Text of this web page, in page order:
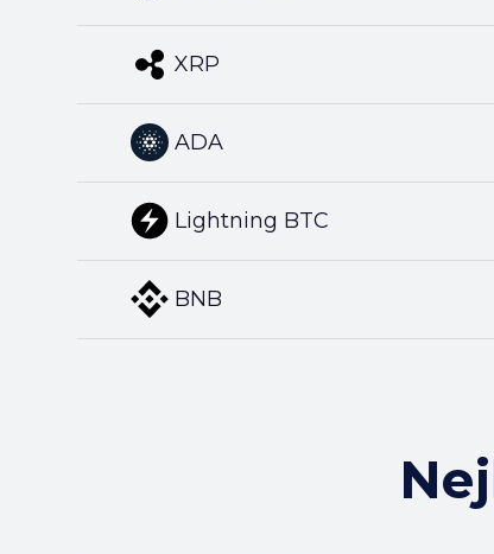
XRP
ADA
Lightning BTC
BNB